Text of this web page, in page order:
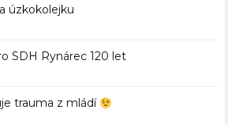
úzkokolejku
SDH Rynárec 120 let
trauma z mládí